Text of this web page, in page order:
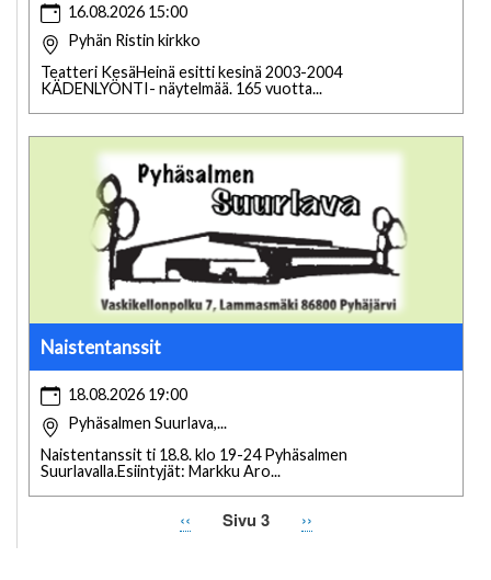
16.08.2026 15:00
Pyhän Ristin kirkko
Teatteri KesäHeinä esitti kesinä 2003-2004
KÄDENLYÖNTI- näytelmää. 165 vuotta...
Naistentanssit
18.08.2026 19:00
Pyhäsalmen Suurlava,...
Naistentanssit ti 18.8. klo 19-24 Pyhäsalmen
Suurlavalla.Esiintyjät: Markku Aro...
Edellinen
‹‹ Sivu 3
Seuraava
››